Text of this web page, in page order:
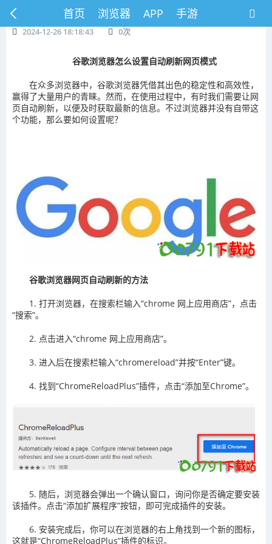
首页 浏览器 APP 手游
2024-12-26 18:18:43 0次
谷歌浏览器怎么设置自动刷新网页模式
在众多浏览器中，谷歌浏览器凭借其出色的稳定性和高效性，
赢得了大量用户的青睐。然而，在使用过程中，有时我们需要让网
页自动刷新，以便及时获取最新的信息。不过浏览器并没有自带这
个功能，那么要如何设置呢？
谷歌浏览器网页自动刷新的方法
1. 打开浏览器，在搜索栏输入“chrome 网上应用商店”，点击
“搜索”。
2. 点击进入“chrome 网上应用商店”。
3. 进入后在搜索栏输入“chromereload”并按“Enter”键。
4. 找到“ChromeReloadPlus”插件，点击“添加至Chrome”。
5. 随后，浏览器会弹出一个确认窗口，询问你是否确定要安装
该插件。点击“添加扩展程序”按钮，即可完成插件的安装。
6. 安装完成后，你可以在浏览器的右上角找到一个新的图标，
这就是“ChromeReloadPlus”插件的标识。